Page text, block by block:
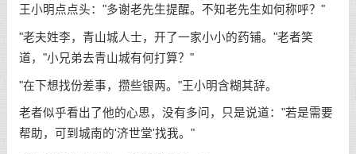
王小明点点头："多谢老先生提醒。不知老先生如何称呼？"
"老夫姓李，青山城人士，开了一家小小的药铺。"老者笑
道，"小兄弟去青山城有何打算？"
"在下想找份差事，攒些银两。"王小明含糊其辞。
老者似乎看出了他的心思，没有多问，只是说道："若是需要
帮助，可到城南的'济世堂'找我。"